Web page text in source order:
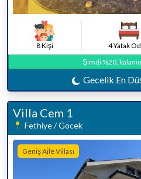
8 Kişi 4 Yatak
Şimdi %20,
Gecelik En
Villa Cem 1
Fethiye / Göcek
Geniş Aile Villası